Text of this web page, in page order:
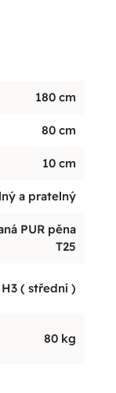
180 cm
80 cm
10 cm
a pratelný
PUR pěna
T25
H3 ( střední )
80 kg